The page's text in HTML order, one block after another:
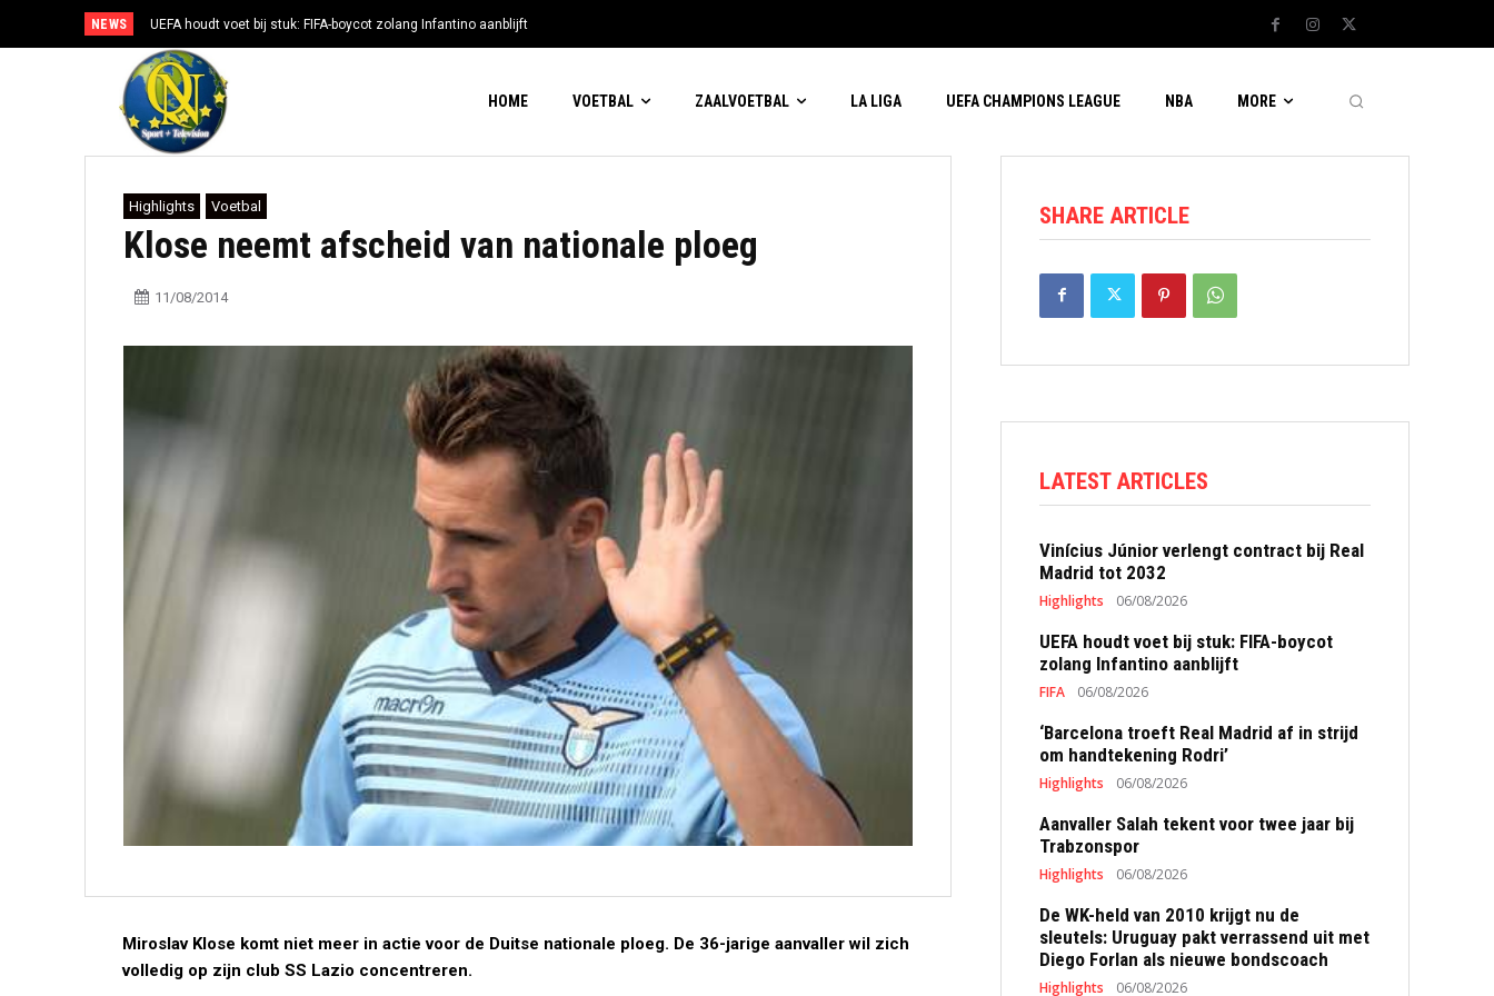
NEWS UEFA houdt voet bij stuk: FIFA-boycot zolang Infantino aanblijft
HOME VOETBAL ZAALVOETBAL LA LIGA UEFA CHAMPIONS LEAGUE NBA MORE
Highlights Voetbal
Klose neemt afscheid van nationale ploeg
11/08/2014
Miroslav Klose komt niet meer in actie voor de Duitse nationale ploeg. De 36-jarige aanvaller wil zich
volledig op zijn club SS Lazio concentreren.
SHARE ARTICLE
LATEST ARTICLES
Vinícius Júnior verlengt contract bij Real
Madrid tot 2032
Highlights 06/08/2026
UEFA houdt voet bij stuk: FIFA-boycot
zolang Infantino aanblijft
FIFA 06/08/2026
‘Barcelona troeft Real Madrid af in strijd
om handtekening Rodri’
Highlights 06/08/2026
Aanvaller Salah tekent voor twee jaar bij
Trabzonspor
Highlights 06/08/2026
De WK-held van 2010 krijgt nu de
sleutels: Uruguay pakt verrassend uit met
Diego Forlan als nieuwe bondscoach
Highlights 06/08/2026